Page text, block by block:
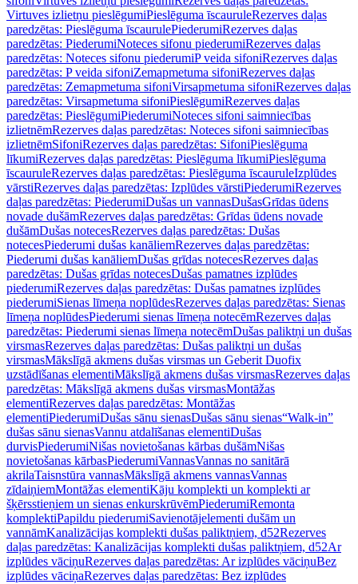
Virtuves izlietņu pieslēgumiPieslēguma īscauruleRezerves daļas
paredzētas: Pieslēguma īscaurulePiederumiRezerves daļas
paredzētas: PiederumiNoteces sifonu piederumiRezerves daļas
paredzētas: Noteces sifonu piederumiP veida sifoniRezerves daļas
paredzētas: P veida sifoniZemapmetuma sifoniRezerves daļas
paredzētas: Zemapmetuma sifoniVirsapmetuma sifoniRezerves daļas
paredzētas: Virsapmetuma sifoniPieslēgumiRezerves daļas
paredzētas: PieslēgumiPiederumiNoteces sifoni saimniecības
izlietnēmRezerves daļas paredzētas: Noteces sifoni saimniecības
izlietnēmSifoniRezerves daļas paredzētas: SifoniPieslēguma
līkumiRezerves daļas paredzētas: Pieslēguma līkumiPieslēguma
īscauruleRezerves daļas paredzētas: Pieslēguma īscauruleIzplūdes
vārstiRezerves daļas paredzētas: Izplūdes vārstiPiederumiRezerves
daļas paredzētas: PiederumiDušas un vannasDušasGrīdas ūdens
novade dušāmRezerves daļas paredzētas: Grīdas ūdens novade
dušāmDušas notecesRezerves daļas paredzētas: Dušas
notecesPiederumi dušas kanāliemRezerves daļas paredzētas:
Piederumi dušas kanāliemDušas grīdas notecesRezerves daļas
paredzētas: Dušas grīdas notecesDušas pamatnes izplūdes
piederumiRezerves daļas paredzētas: Dušas pamatnes izplūdes
piederumiSienas līmeņa noplūdesRezerves daļas paredzētas: Sienas
līmeņa noplūdesPiederumi sienas līmeņa notecēmRezerves daļas
paredzētas: Piederumi sienas līmeņa notecēmDušas paliktņi un dušas
virsmasRezerves daļas paredzētas: Dušas paliktņi un dušas
virsmasMākslīgā akmens dušas virsmas un Geberit Duofix
uzstādīšanas elementiMākslīgā akmens dušas virsmasRezerves daļas
paredzētas: Mākslīgā akmens dušas virsmasMontāžas
elementiRezerves daļas paredzētas: Montāžas
elementiPiederumiDušas sānu sienasDušas sānu sienas“Walk-in”
dušas sānu sienasVannu atdalīšanas elementiDušas
durvisPiederumiNišas novietošanas kārbas dušāmNišas
novietošanas kārbasPiederumiVannasVannas no sanitārā
akrilaTaisnstūra vannasMākslīgā akmens vannasVannas
zīdaiņiemMontāžas elementiKāju komplekti un komplekti ar
šķērsstieņiem un sienas enkurskrūvēmPiederumiRemonta
komplektiPapildu piederumiSavienotājelementi dušām un
vannāmKanalizācijas komplekti dušas paliktņiem, d52Rezerves
daļas paredzētas: Kanalizācijas komplekti dušas paliktņiem, d52Ar
izplūdes vāciņuRezerves daļas paredzētas: Ar izplūdes vāciņuBez
izplūdes vāciņaRezerves daļas paredzētas: Bez izplūdes